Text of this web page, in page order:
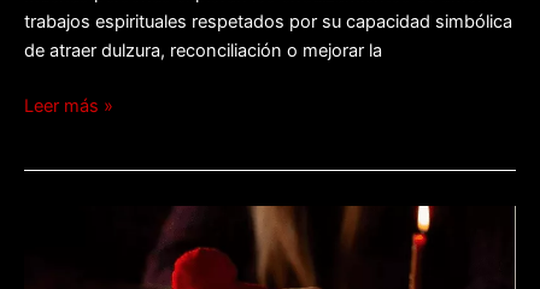
trabajos espirituales respetados por su capacidad simbólica
de atraer dulzura, reconciliación o mejorar la
Leer más »